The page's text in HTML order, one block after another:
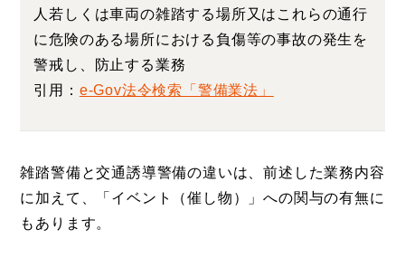
人若しくは車両の雑踏する場所又はこれらの通行
に危険のある場所における負傷等の事故の発生を
警戒し、防止する業務
引用： e-Gov法令検索「警備業法」
雑踏警備と交通誘導警備の違いは、前述した業務内容
に加えて、「イベント（催し物）」への関与の有無に
もあります。